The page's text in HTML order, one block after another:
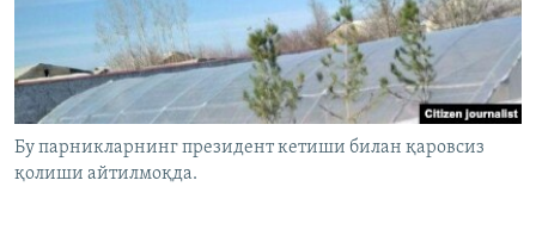
Бу парникларнинг президент кетиши билан қаровсиз
қолиши айтилмоқда.